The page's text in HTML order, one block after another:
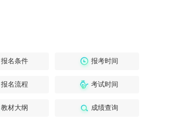
报名条件 报考时间
报名流程 考试时间
教材大纲 成绩查询